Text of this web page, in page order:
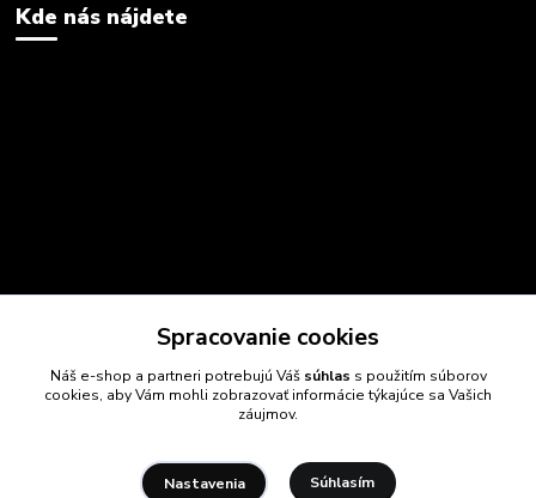
Kde nás nájdete
Spracovanie cookies
Náš e-shop a partneri potrebujú Váš súhlas s použitím súborov
cookies, aby Vám mohli zobrazovať informácie týkajúce sa Vašich
záujmov.
Nastavenia Súhlasím